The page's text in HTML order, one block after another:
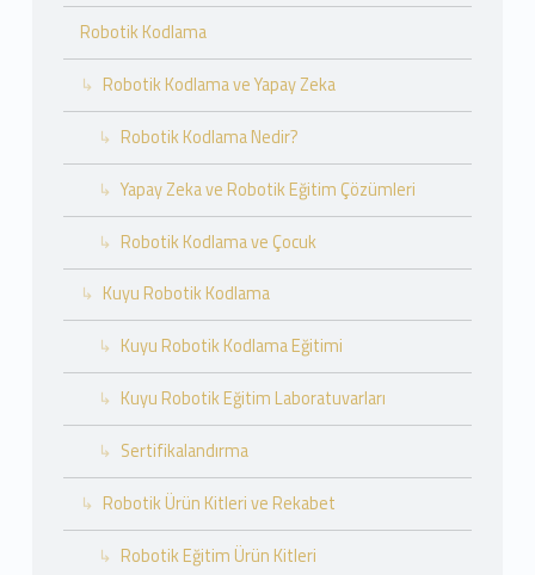
Robotik Kodlama
Robotik Kodlama ve Yapay Zeka
Robotik Kodlama Nedir?
Yapay Zeka ve Robotik Eğitim Çözümleri
Robotik Kodlama ve Çocuk
Kuyu Robotik Kodlama
Kuyu Robotik Kodlama Eğitimi
Kuyu Robotik Eğitim Laboratuvarları
Sertifikalandırma
Robotik Ürün Kitleri ve Rekabet
Robotik Eğitim Ürün Kitleri